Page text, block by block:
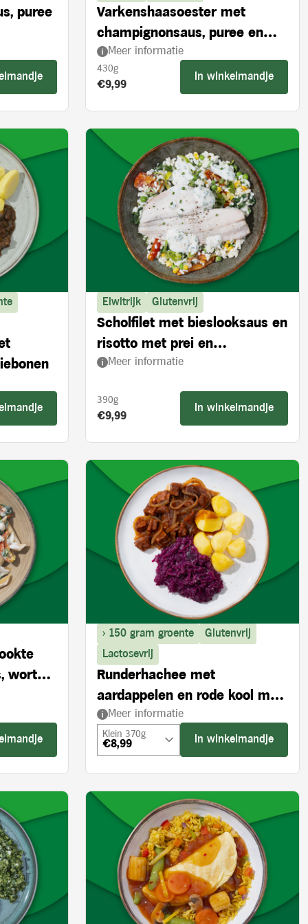
puree
Varkenshaasoester met
champignonsaus, puree en
broccoli
Meer informatie
430g
Product prijs:
€9,99
In winkelmandje
Eiwitrijk Glutenvrij
Scholfilet met bieslooksaus en
risotto met prei en
ovengedroogde tomaten
Meer informatie
390g
Product prijs:
€9,99
In winkelmandje
wortel
> 150 gram groente
Glutenvrij
Lactosevrij
Runderhachee met
aardappelen en rode kool met
appel
Meer informatie
Klein 370g
€8,99 In winkelmandje